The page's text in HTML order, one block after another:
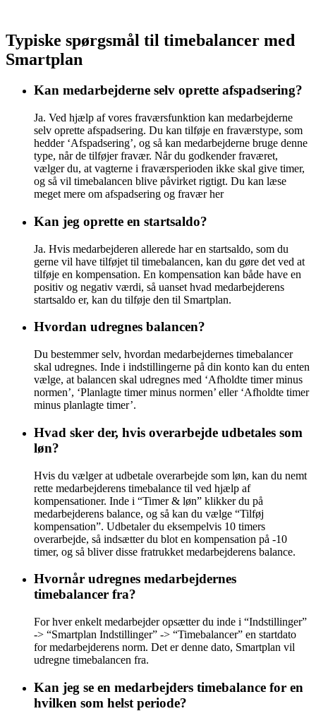
Typiske spørgsmål til timebalancer med
Smartplan
Kan medarbejderne selv oprette afspadsering?
Ja. Ved hjælp af vores fraværsfunktion kan medarbejderne
selv oprette afspadsering. Du kan tilføje en fraværstype, som
hedder ‘Afspadsering’, og så kan medarbejderne bruge denne
type, når de tilføjer fravær. Når du godkender fraværet,
vælger du, at vagterne i fraværsperioden ikke skal give timer,
og så vil timebalancen blive påvirket rigtigt. Du kan læse
meget mere om afspadsering og fravær her
Kan jeg oprette en startsaldo?
Ja. Hvis medarbejderen allerede har en startsaldo, som du
gerne vil have tilføjet til timebalancen, kan du gøre det ved at
tilføje en kompensation. En kompensation kan både have en
positiv og negativ værdi, så uanset hvad medarbejderens
startsaldo er, kan du tilføje den til Smartplan.
Hvordan udregnes balancen?
Du bestemmer selv, hvordan medarbejdernes timebalancer
skal udregnes. Inde i indstillingerne på din konto kan du enten
vælge, at balancen skal udregnes med ‘Afholdte timer minus
normen’, ‘Planlagte timer minus normen’ eller ‘Afholdte timer
minus planlagte timer’.
Hvad sker der, hvis overarbejde udbetales som
løn?
Hvis du vælger at udbetale overarbejde som løn, kan du nemt
rette medarbejderens timebalance til ved hjælp af
kompensationer. Inde i “Timer & løn” klikker du på
medarbejderens balance, og så kan du vælge “Tilføj
kompensation”. Udbetaler du eksempelvis 10 timers
overarbejde, så indsætter du blot en kompensation på -10
timer, og så bliver disse fratrukket medarbejderens balance.
Hvornår udregnes medarbejdernes
timebalancer fra?
For hver enkelt medarbejder opsætter du inde i “Indstillinger”
-> “Smartplan Indstillinger” -> “Timebalancer” en startdato
for medarbejderens norm. Det er denne dato, Smartplan vil
udregne timebalancen fra.
Kan jeg se en medarbejders timebalance for en
hvilken som helst periode?